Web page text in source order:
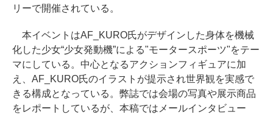
リーで開催されている。
本イベントはAF_KURO氏がデザインした身体を機械
化した少女“少女発動機”による"モータースポーツ"をテー
マにしている。中心となるアクションフィギュアに加
え、AF_KURO氏のイラストが提示され世界観を実感で
きる構成となっている。弊誌では会場の写真や展示商品
をレポートしているが、本稿ではメールインタビュー